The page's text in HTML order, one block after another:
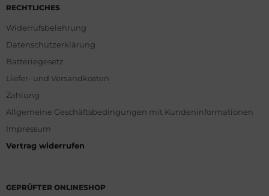
RECHTLICHES
Widerrufsbelehrung
Datenschutzerklärung
Batteriegesetz
Liefer- und Versandkosten
Zahlung
Allgemeine Geschäftsbedingungen mit Kundeninformationen
Impressum
Vertrag widerrufen
GEPRÜFTER ONLINESHOP